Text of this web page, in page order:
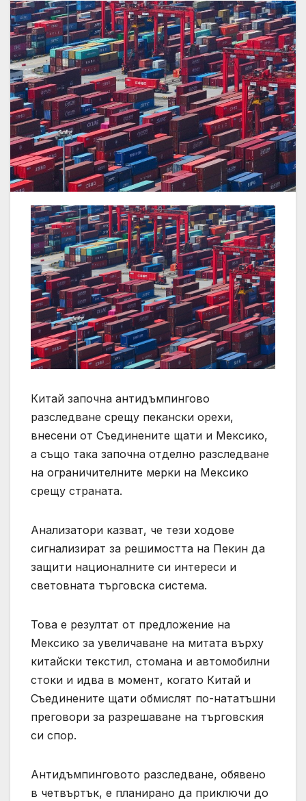
Китай започна антидъмпингово
разследване срещу пекански орехи,
внесени от Съединените щати и Мексико,
а също така започна отделно разследване
на ограничителните мерки на Мексико
срещу страната.
Анализатори казват, че тези ходове
сигнализират за решимостта на Пекин да
защити националните си интереси и
световната търговска система.
Това е резултат от предложение на
Мексико за увеличаване на митата върху
китайски текстил, стомана и автомобилни
стоки и идва в момент, когато Китай и
Съединените щати обмислят по-нататъшни
преговори за разрешаване на търговския
си спор.
Антидъмпинговото разследване, обявено
в четвъртък, е планирано да приключи до